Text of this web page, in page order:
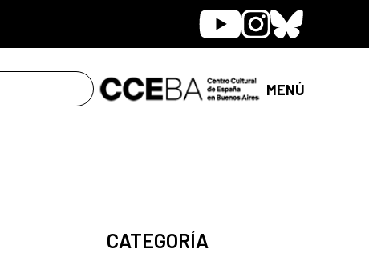
YoutubeInstagram
Bluesky
MENÚ
CATEGORÍA